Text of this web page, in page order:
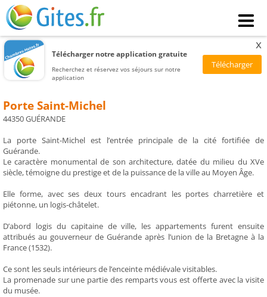
Télécharger notre application gratuite
Recherchez et réservez vos séjours sur notre
application
x
Porte Saint-Michel
44350 GUÉRANDE
La porte Saint-Michel est l’entrée principale de la cité fortifiée de
Guérande.
Le caractère monumental de son architecture, datée du milieu du XVe
siècle, témoigne du prestige et de la puissance de la ville au Moyen Âge.
Elle forme, avec ses deux tours encadrant les portes charretière et
piétonne, un logis-châtelet.
D’abord logis du capitaine de ville, les appartements furent ensuite
attribués au gouverneur de Guérande après l’union de la Bretagne à la
France (1532).
Ce sont les seuls intérieurs de l’enceinte médiévale visitables.
La promenade sur une partie des remparts vous est offerte avec la visite
du musée.